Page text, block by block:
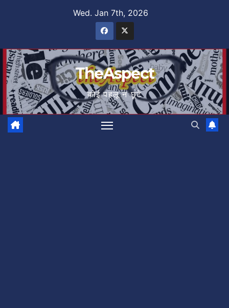
Wed. Jan 7th, 2026
TheAspect
कोई पहलू न छूटे